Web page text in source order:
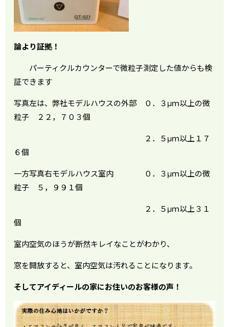
論より証拠！
パーティクルカウンターで微粒子測定した値からも検
証できます
写真左は、弊社モデルハウスの外部 ０．３μｍ以上の微
粒子 ２２，７０３個
２．５μｍ以上１７
６個
一方写真右モデルハウス室内 ０．３μｍ以上の微
粒子 ５，９９１個
２．５μｍ以上３１
個
室内空気のほうが断然キレイなことがわかり、
窓を開放すると、室内空気は汚れることになります。
そしてアイディールの家にお住いのお客様の声！